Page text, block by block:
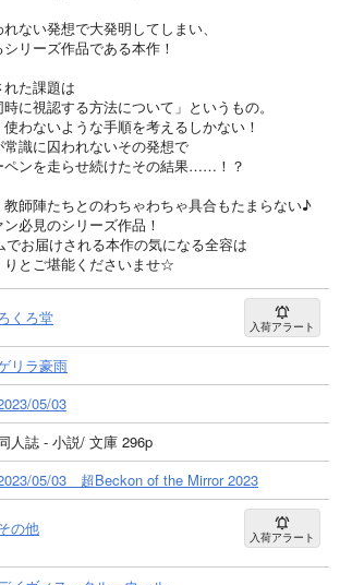
ない発想で大発明してしまい、
リーズ作品である本作！
た課題は
に視認する方法について」というもの。
わないような手順を考えるしかない！
識に囚われないその発想で
ペンを走らせ続けたその結果……！？
師陣たちとのわちゃわちゃ具合もたまらない♪
必見のシリーズ作品！
でお届けされる本作の気になる全容は
りとご堪能くださいませ☆
くろ堂 入荷アラート
リラ豪雨
05/03
人誌 - 小説/ 文庫 296p
05/03 超Beckon of the Mirror 2023
の他 入荷アラート